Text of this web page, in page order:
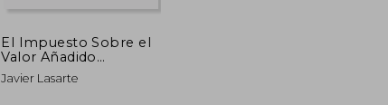
El Impuesto Sobre el
Valor Añadido
Europeo: Los
Orígenes 1953-1980
Javier Lasarte